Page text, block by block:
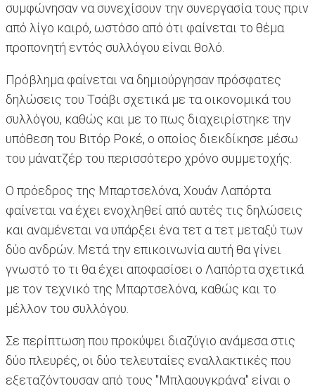
συμφώνησαν να συνεχίσουν την συνεργασία τους πριν
από λίγο καιρό, ωστόσο από ότι φαίνεται το θέμα
προπονητή εντός συλλόγου είναι θολό.
Πρόβλημα φαίνεται να δημιούργησαν πρόσφατες
δηλώσεις του Τσάβι σχετικά με τα οικονομικά του
συλλόγου, καθώς και με το πως διαχειρίστηκε την
υπόθεση του Βιτόρ Ροκέ, ο οποίος διεκδίκησε μέσω
του μάνατζέρ του περισσότερο χρόνο συμμετοχής.
Ο πρόεδρος της Μπαρτσελόνα, Χουάν Λαπόρτα
φαίνεται να έχει ενοχληθεί από αυτές τις δηλώσεις
και αναμένεται να υπάρξει ένα τετ α τετ μεταξύ των
δύο ανδρών. Μετά την επικοινωνία αυτή θα γίνει
γνωστό το τι θα έχει αποφασίσει ο Λαπόρτα σχετικά
με τον τεχνικό της Μπαρτσελόνα, καθώς και το
μέλλον του συλλόγου.
Σε περίπτωση που προκύψει διαζύγιο ανάμεσα στις
δύο πλευρές, οι δύο τελευταίες εναλλακτικές που
εξεταζόντουσαν από τους "Μπλαουγκράνα" είναι ο